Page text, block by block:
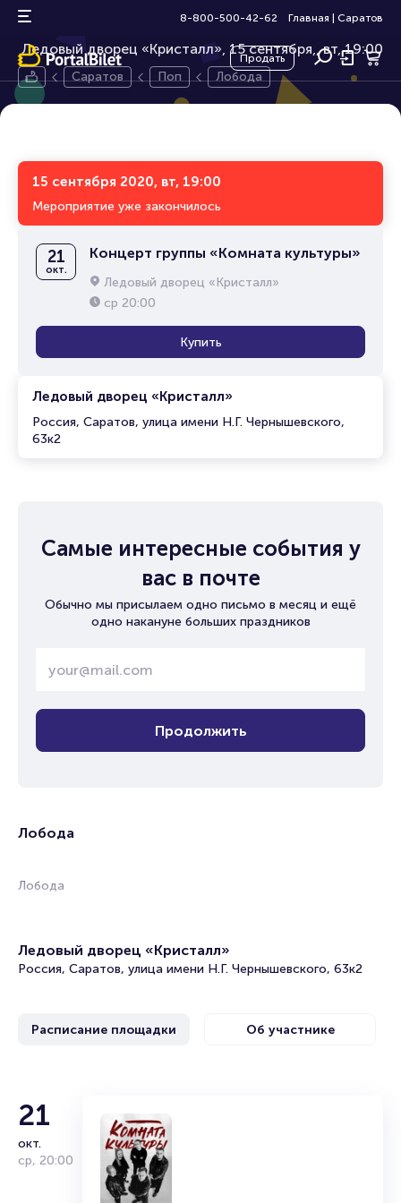
8-800-500-42-62 Главная Саратов
Продать
Лобода
Ледовый дворец «Кристалл», 15 сентября, вт, 19:00
Саратов Поп Лобода
15 сентября 2020, вт, 19:00
Мероприятие уже закончилось
Ледовый дворец «Кристалл»
Россия, Саратов, улица имени Н.Г. Чернышевского,
63к2
21
окт.
Концерт группы «Комната культуры»
Ледовый дворец «Кристалл»
ср 20:00
Купить
Самые интересные события у
вас в почте
Обычно мы присылаем одно письмо в месяц и ещё
одно накануне больших праздников
Продолжить
Лобода
Лобода
Ледовый дворец «Кристалл»
Россия, Саратов, улица имени Н.Г. Чернышевского, 63к2
Расписание площадки Об участнике
Лобода
Дата и место рождения: 18 октября 1982 г. (38 лет), Киев,
Украина.
Певица, композитор, телеведущая и дизайнер, имеющая
21
окт.
ср, 20:00